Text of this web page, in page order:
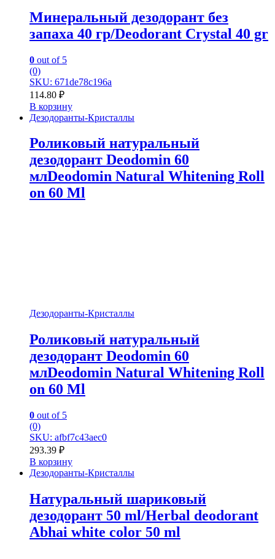
Минеральный дезодорант без
запаха 40 гр/Deodorant Crystal 40 gr
0 out of 5
(0)
SKU: 671de78c196a
114.80 ₽
В корзину
Дезодоранты-Кристаллы
Роликовый натуральный
дезодорант Deodomin 60
млDeodomin Natural Whitening Roll
on 60 Ml
Дезодоранты-Кристаллы
Роликовый натуральный
дезодорант Deodomin 60
млDeodomin Natural Whitening Roll
on 60 Ml
0 out of 5
(0)
SKU: afbf7c43aec0
293.39 ₽
В корзину
Дезодоранты-Кристаллы
Натуральный шариковый
дезодорант 50 ml/Herbal deodorant
Abhai white color 50 ml